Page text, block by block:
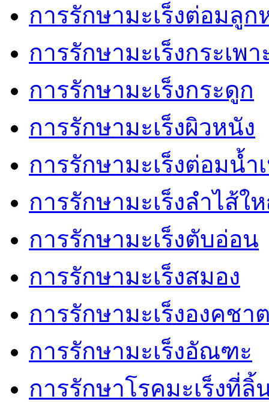
การรักษามะเร็งต่อมลูก
การรักษามะเร็งกระเพ
การรักษามะเร็งกระดูก
การรักษามะเร็งผิวหนัง
การรักษามะเร็งต่อมน้ำ
การรักษามะเร็งลำไส้ใ
การรักษามะเร็งตับอ่อน
การรักษามะเร็งสมอง
การรักษามะเร็งองคชา
การรักษามะเร็งอัณฑะ
การรักษาโรคมะเร็งที่ลิ้